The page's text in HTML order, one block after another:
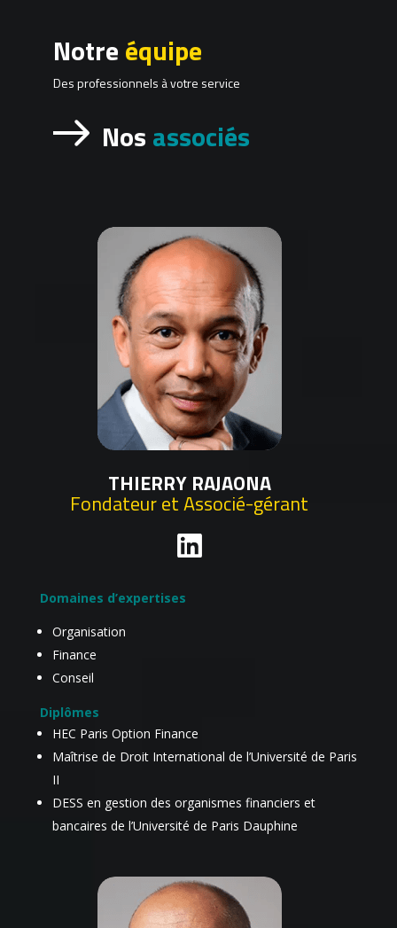
Notreéquipe
Des professionnels à votre service
Nosassociés
THIERRY RAJAONA
Fondateur et Associé-gérant
Domaines d’expertises
Organisation
Finance
Conseil
Diplômes
HEC Paris Option Finance
Maîtrise de Droit International de l’Université de Paris
II
DESS en gestion des organismes financiers et
bancaires de l’Université de Paris Dauphine